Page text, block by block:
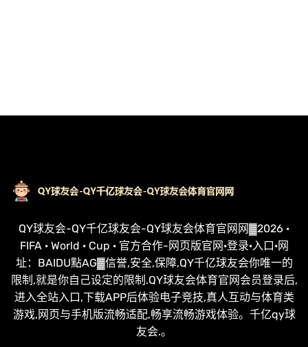
QY球友会-QY千亿球友会-QY球友会体育官网网▓2026 ·
FIFA · World · Cup · 官方合作-网页版官网·登录·入口·网
址：BAIDU點AG▓信誉,安全,保障,QY千亿球友会你唯一的
限制,就是你自己设定的限制.QY球友会体育官网会员登录后,
进入全站入口,下载APP后体验电子竞技,真人互动与体育类
游戏,网页与手机版流畅适配,畅享流畅游戏体验。千亿qy球
友会.。